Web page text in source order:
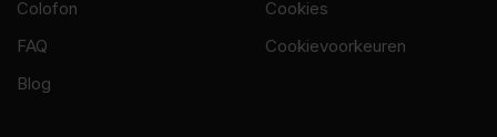
Colofon
FAQ
Blog
Cookies
Cookievoorkeuren